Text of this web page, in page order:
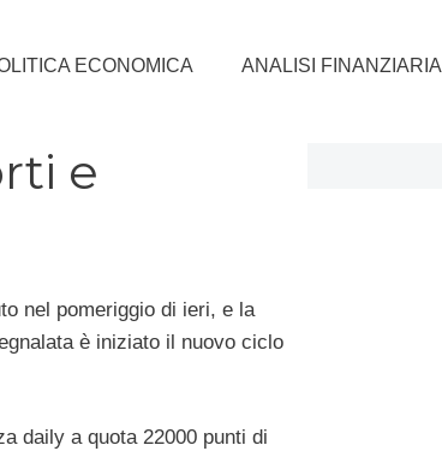
ECONOMICA ANALISI FINANZIARIA
e
nel pomeriggio di ieri, e la
è iniziato il nuovo ciclo
daily a quota 22000 punti di